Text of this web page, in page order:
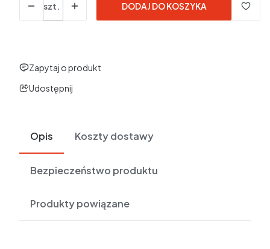
szt.
DODAJ DO KOSZYKA
Zapytaj o produkt
Udostępnij
Opis Koszty dostawy
Bezpieczeństwo produktu
Produkty powiązane